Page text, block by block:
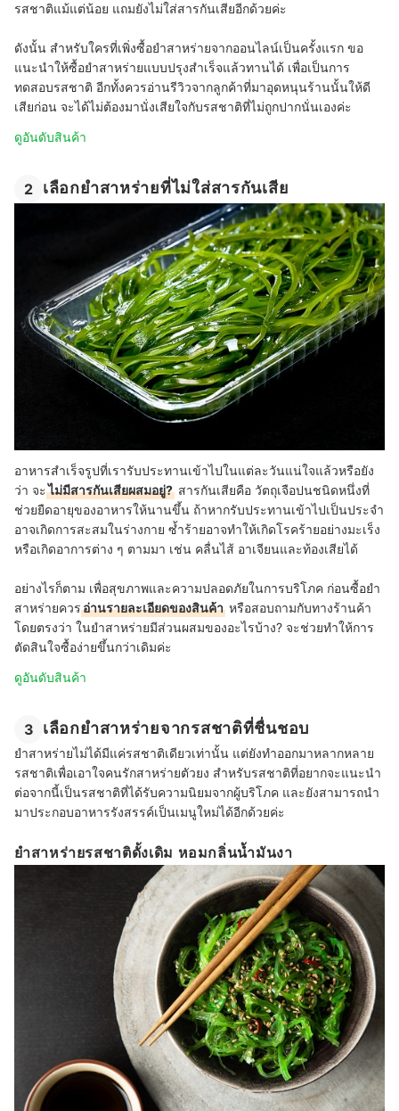
รสชาติแม้แต่น้อย แถมยังไม่ใส่สารกันเสียอีกด้วยค่ะ
ดังนั้น สำหรับใครที่เพิ่งซื้อยำสาหร่ายจากออนไลน์เป็นครั้งแรก ขอ
แนะนำให้ซื้อยำสาหร่ายแบบปรุงสำเร็จแล้วทานได้ เพื่อเป็นการ
ทดสอบรสชาติ อีกทั้งควรอ่านรีวิวจากลูกค้าที่มาอุดหนุนร้านนั้นให้ดี
เสียก่อน จะได้ไม่ต้องมานั่งเสียใจกับรสชาติที่ไม่ถูกปากนั่นเองค่ะ
ดูอันดับสินค้า
2 เลือกยำสาหร่ายที่ไม่ใส่สารกันเสีย
อาหารสำเร็จรูปที่เรารับประทานเข้าไปในแต่ละวันแน่ใจแล้วหรือยัง
ว่า จะไม่มีสารกันเสียผสมอยู่? สารกันเสียคือ วัตถุเจือปนชนิดหนึ่งที่
ช่วยยืดอายุของอาหารให้นานขึ้น ถ้าหากรับประทานเข้าไปเป็นประจำ
อาจเกิดการสะสมในร่างกาย ซ้ำร้ายอาจทำให้เกิดโรคร้ายอย่างมะเร็ง
หรือเกิดอาการต่าง ๆ ตามมา เช่น คลื่นไส้ อาเจียนและท้องเสียได้
อย่างไรก็ตาม เพื่อสุขภาพและความปลอดภัยในการบริโภค ก่อนซื้อยำ
สาหร่ายควรอ่านรายละเอียดของสินค้า หรือสอบถามกับทางร้านค้า
โดยตรงว่า ในยำสาหร่ายมีส่วนผสมของอะไรบ้าง? จะช่วยทำให้การ
ตัดสินใจซื้อง่ายขึ้นกว่าเดิมค่ะ
ดูอันดับสินค้า
3 เลือกยำสาหร่ายจากรสชาติที่ชื่นชอบ
ยำสาหร่ายไม่ได้มีแค่รสชาติเดียวเท่านั้น แต่ยังทำออกมาหลากหลาย
รสชาติเพื่อเอาใจคนรักสาหร่ายตัวยง สำหรับรสชาติที่อยากจะแนะนำ
ต่อจากนี้เป็นรสชาติที่ได้รับความนิยมจากผู้บริโภค และยังสามารถนำ
มาประกอบอาหารรังสรรค์เป็นเมนูใหม่ได้อีกด้วยค่ะ
ยำสาหร่ายรสชาติดั้งเดิม หอมกลิ่นน้ำมันงา